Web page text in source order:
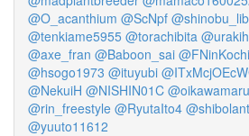
@O_acanthium @ScNpf
@tenkiame5955 @torachibita
@axe_fran @Baboon_sai @FNinKochi
@hsogo1973 @ituyubi
@NekuiH @NISHIN01C @oikawamaru
@rin_freestyle @RyutaIto4 @shibolant
@yuuto11612